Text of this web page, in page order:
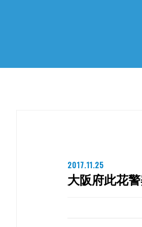
2017.11.25
大阪府此花